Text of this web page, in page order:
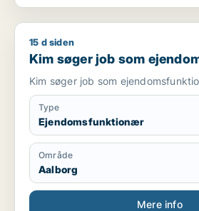
Kim søger job som
15 d siden
Kim søger job som
Kim søger job som
Type
Ejendomsfunktionær
Område
Aalborg
Mere info